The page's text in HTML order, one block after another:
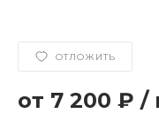
ОТЛОЖИТЬ
7 200 ₽ /